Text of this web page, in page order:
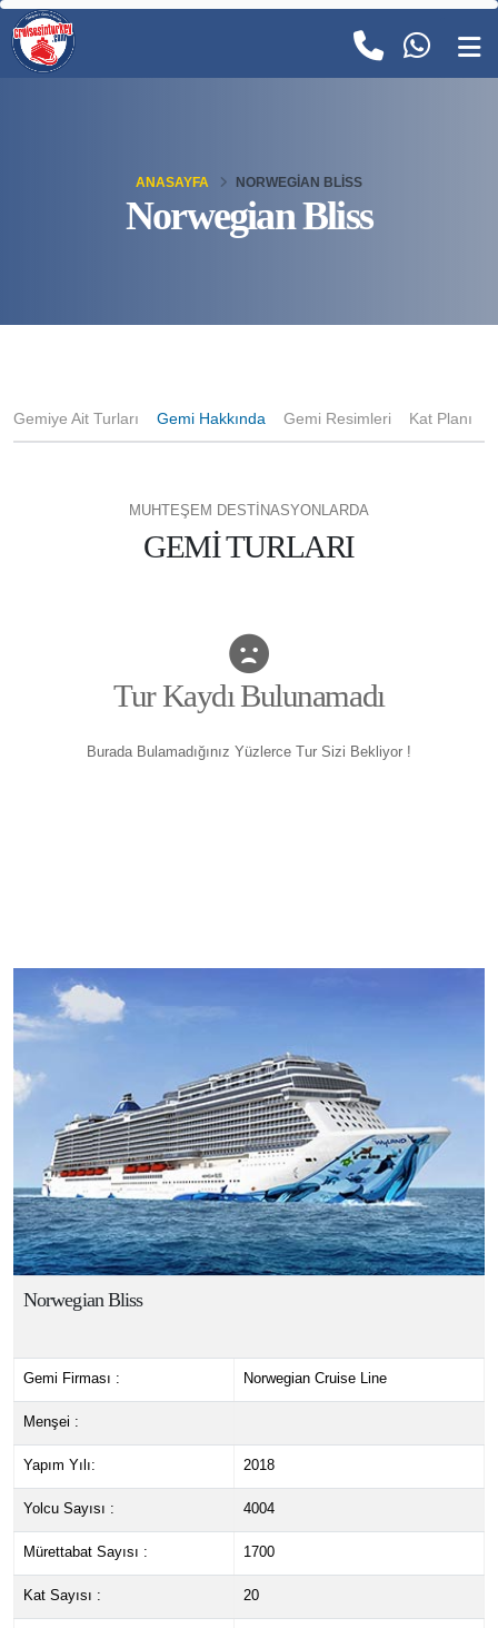
Norwegian Bliss
ANASAYFA NORWEGIAN BLISS
Gemiye Ait Turları Gemi Hakkında Gemi Resimleri Kat Planı
MUHTEŞEM DESTİNASYONLARDA
GEMİ TURLARI
Tur Kaydı Bulunamadı
Burada Bulamadığınız Yüzlerce Tur Sizi Bekliyor !
Norwegian Bliss
Gemi Firması : Norwegian Cruise Line
Menşei :
Yapım Yılı: 2018
Yolcu Sayısı : 4004
Mürettabat Sayısı : 1700
Kat Sayısı : 20